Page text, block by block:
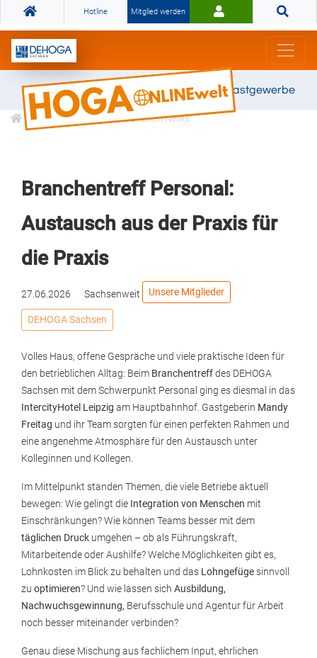
Hotline Mitglied werden
Gemeinsam stark für das Gastgewerbe
Informationen Branchen News
Branchentreff Personal:
Austausch aus der Praxis für
die Praxis
27.06.2026 Sachsenweit Unsere Mitglieder
DEHOGA Sachsen
Volles Haus, offene Gespräche und viele praktische Ideen für
den betrieblichen Alltag: Beim Branchentreffdes DEHOGA
Sachsen mit dem Schwerpunkt Personal ging es diesmal in das
IntercityHotel Leipzig am Hauptbahnhof. Gastgeberin Mandy
Freitag und ihr Team sorgten für einen perfekten Rahmen und
eine angenehme Atmosphäre für den Austausch unter
Kolleginnen und Kollegen.
Im Mittelpunkt standen Themen, die viele Betriebe aktuell
bewegen: Wie gelingt die Integration von Menschen mit
Einschränkungen? Wie können Teams besser mit dem
täglichen Druck umgehen – ob als Führungskraft,
Mitarbeitende oder Aushilfe? Welche Möglichkeiten gibt es,
Lohnkosten im Blick zu behalten und das Lohngefügesinnvoll
zu optimieren? Und wie lassen sich Ausbildung,
Nachwuchsgewinnung, Berufsschule und Agentur für Arbeit
noch besser miteinander verbinden?
Genau diese Mischung aus fachlichem Input, ehrlichen